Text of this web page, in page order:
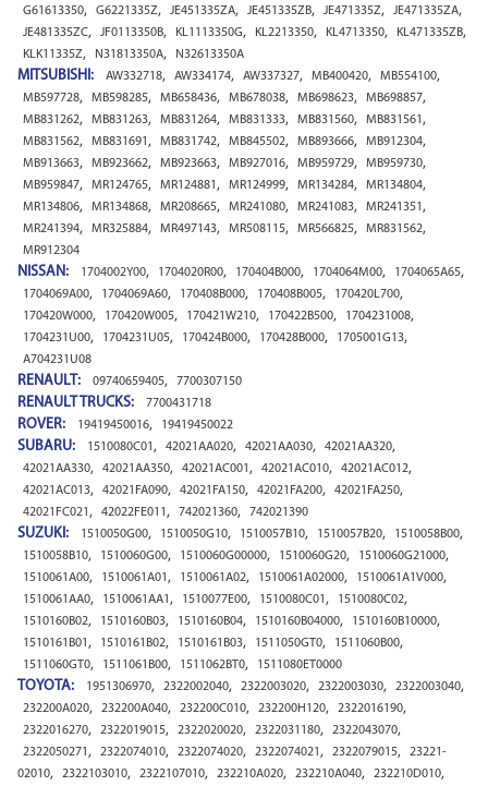
G61613350, G6221335Z, JE451335ZA, JE451335ZB, JE471335Z, JE471335ZA,
JE481335ZC, JF0113350B, KL1113350G, KL2213350, KL4713350, KL471335ZB,
KLK11335Z, N31813350A, N32613350A
MITSUBISHI: AW332718, AW334174, AW337327, MB400420, MB554100,
MB597728, MB598285, MB658436, MB678038, MB698623, MB698857,
MB831262, MB831263, MB831264, MB831333, MB831560, MB831561 ,
MB831562, MB831691 , MB831742, MB845502, MB893666, MB912304,
MB913663, MB923662, MB923663, MB927016, MB959729, MB959730,
MB959847, MR124765, MR124881 , MR124999, MR134284, MR134804,
MR134806, MR134868, MR208665, MR241080, MR241083, MR241351 ,
MR241394, MR325884, MR497143, MR508115, MR566825, MR831562,
MR912304
NISSAN: 1704002Y00, 1704020R00, 170404B000, 1704064M00, 1704065A65,
1704069A00, 1704069A60, 170408B000, 170408B005, 170420L700,
170420W000, 170420W005, 170421W210, 170422B500, 1704231008,
1704231U00, 1704231U05, 170424B000, 170428B000, 1705001G13,
A704231U08
RENAULT: 09740659405, 7700307150
RENAULT TRUCKS: 7700431718
ROVER: 19419450016, 19419450022
SUBARU: 1510080C01 , 42021AA020, 42021AA030, 42021AA320,
42021AA330, 42021AA350, 42021AC001 , 42021AC010, 42021AC012,
42021AC013, 42021FA090, 42021FA150, 42021FA200, 42021FA250,
42021FC021 , 42022FE011 , 742021360, 742021390
SUZUKI: 1510050G00, 1510050G10, 1510057B10, 1510057B20, 1510058B00,
1510058B10, 1510060G00, 1510060G00000, 1510060G20, 1510060G21000,
1510061A00, 1510061A01 , 1510061A02, 1510061A02000, 1510061A1V000,
1510061AA0, 1510061AA1 , 1510077E00, 1510080C01 , 1510080C02,
1510160B02, 1510160B03, 1510160B04, 1510160B04000, 1510160B10000,
1510161B01 , 1510161B02, 1510161B03, 1511050GT0, 1511060B00,
1511060GT0, 1511061B00, 1511062BT0, 1511080ET0000
TOYOTA: 1951306970, 2322002040, 2322003020, 2322003030, 2322003040,
232200A020, 232200A040, 232200C010, 232200H120, 2322016190,
2322016270, 2322019015, 2322020020, 2322031180, 2322043070,
2322050271 , 2322074010, 2322074020, 2322074021 , 2322079015,
23221-
02010, 2322103010, 2322107010, 232210A020, 232210A040, 232210D010,